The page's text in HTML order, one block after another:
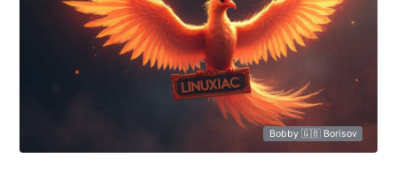
Bobby 🇬🇧 Borisov